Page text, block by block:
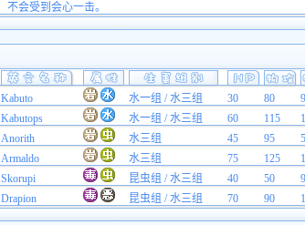
不会受到会心一击。
Kabuto 水一组 / 水三组 30 80
Kabutops 水一组 / 水三组 60 115
Anorith 水三组 45 95
Armaldo 水三组 75 125
Skorupi 昆虫组 / 水三组 40 50
Drapion 昆虫组 / 水三组 70 90